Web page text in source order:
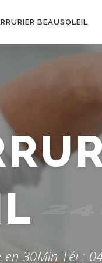
BEAUSOLEIL
30Min Tél :